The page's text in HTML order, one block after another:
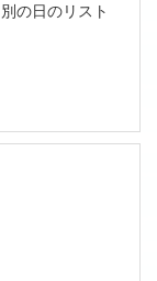
の日のリスト